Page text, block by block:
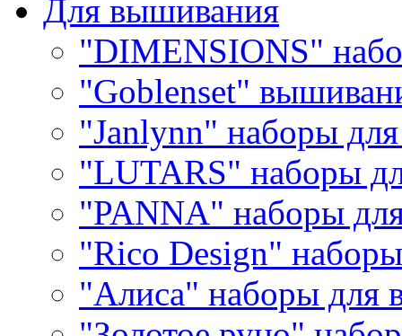
Для вышивания
"DIMENSIONS"
"Goblenset"
"Janlynn" наборы
"LUTARS" наборы
"PANNA" наборы
"Rico Design"
"Алиса" наборы для